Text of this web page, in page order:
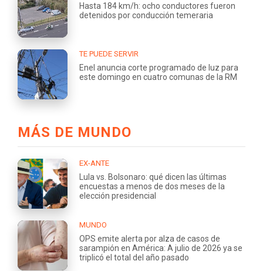
Hasta 184 km/h: ocho conductores fueron
detenidos por conducción temeraria
TE PUEDE SERVIR
Enel anuncia corte programado de luz para
este domingo en cuatro comunas de la RM
MÁS DE MUNDO
EX-ANTE
Lula vs. Bolsonaro: qué dicen las últimas
encuestas a menos de dos meses de la
elección presidencial
MUNDO
OPS emite alerta por alza de casos de
sarampión en América: A julio de 2026 ya se
triplicó el total del año pasado